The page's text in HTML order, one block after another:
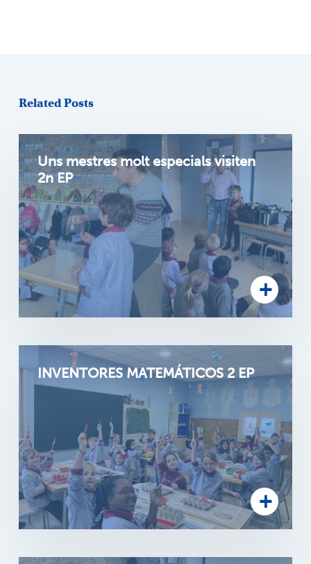
Related Posts
Uns mestres molt especials visiten
2n EP
INVENTORES MATEMÁTICOS 2 EP